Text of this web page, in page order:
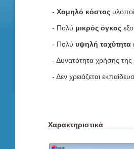
- Χαμηλό κόστος
- Πολύ μικρός όγκος
- Πολύ υψηλή ταχύτητα
- Δυνατότητα χρήσης της
- Δεν χρειάζεται
Χαρακτηριστικά